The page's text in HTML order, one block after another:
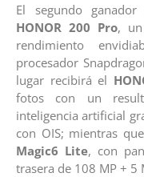
El segundo
HONOR 200 Pro,
rendimiento
procesador
lugar recibirá el
fotos con un
inteligencia artificial
con OIS; mientras
Magic6 Lite, con
trasera de 108 MP + 5